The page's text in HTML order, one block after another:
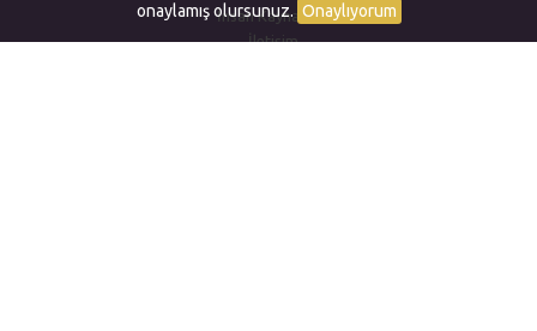
İnsan Kaynakları
İletişim
onaylamış olursunuz. Onaylıyorum